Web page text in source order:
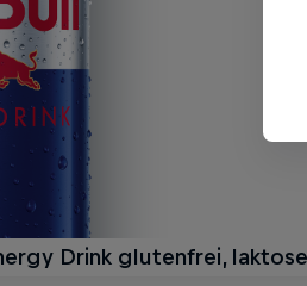
Drink glutenfrei,